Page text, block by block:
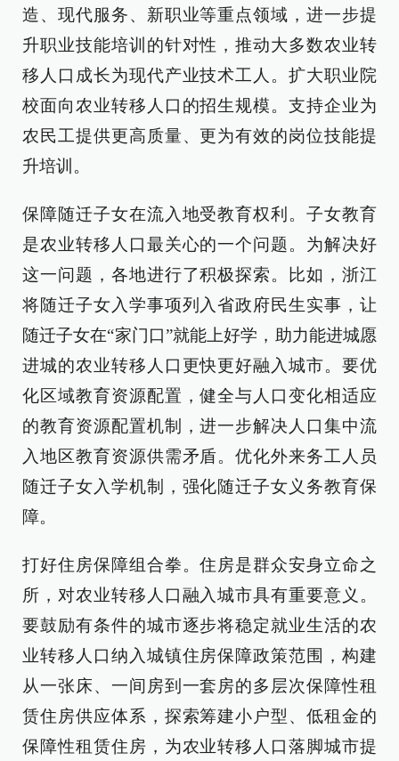
造、现代服务、新职业等重点领域，进一步提
升职业技能培训的针对性，推动大多数农业转
移人口成长为现代产业技术工人。扩大职业院
校面向农业转移人口的招生规模。支持企业为
农民工提供更高质量、更为有效的岗位技能提
升培训。
保障随迁子女在流入地受教育权利。子女教育
是农业转移人口最关心的一个问题。为解决好
这一问题，各地进行了积极探索。比如，浙江
将随迁子女入学事项列入省政府民生实事，让
随迁子女在“家门口”就能上好学，助力能进城愿
进城的农业转移人口更快更好融入城市。要优
化区域教育资源配置，健全与人口变化相适应
的教育资源配置机制，进一步解决人口集中流
入地区教育资源供需矛盾。优化外来务工人员
随迁子女入学机制，强化随迁子女义务教育保
障。
打好住房保障组合拳。住房是群众安身立命之
所，对农业转移人口融入城市具有重要意义。
要鼓励有条件的城市逐步将稳定就业生活的农
业转移人口纳入城镇住房保障政策范围，构建
从一张床、一间房到一套房的多层次保障性租
赁住房供应体系，探索筹建小户型、低租金的
保障性租赁住房，为农业转移人口落脚城市提